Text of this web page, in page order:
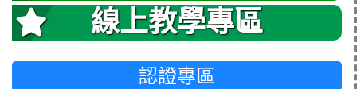
線上教學專區
認證專區